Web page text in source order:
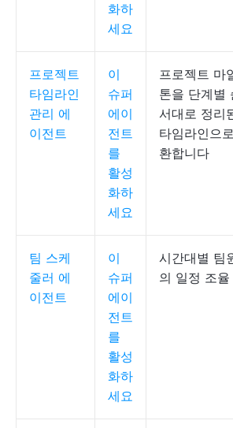
화하
세요
프로젝트
타임라인
관리 에
이전트
이
슈퍼
에이
전트
를
활성
화하
세요
프로젝트 마
톤을 단계별
서대로 정리
타임라인으
환합니다
팀 스케
줄러 에
이전트
이
슈퍼
에이
전트
를
활성
화하
세요
시간대별 팀
의 일정 조율